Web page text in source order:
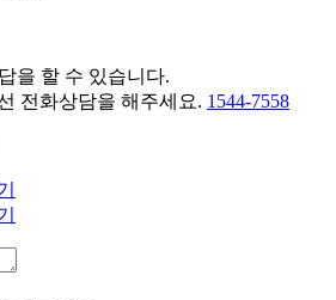
을 할 수 있습니다.
전화상담을 해주세요. 1544-7558